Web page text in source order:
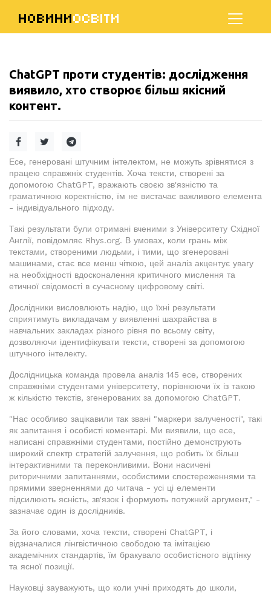
НОВИНИОСВІТИ
ChatGPT проти студентів: дослідження
виявило, хто створює більш якісний
контент.
Есе, генеровані штучним інтелектом, не можуть зрівнятися з
працею справжніх студентів. Хоча тексти, створені за
допомогою ChatGPT, вражають своєю зв'язністю та
граматичною коректністю, їм не вистачає важливого елемента
- індивідуального підходу.
Такі результати були отримані вченими з Університету Східної
Англії, повідомляє Rhys.org. В умовах, коли грань між
текстами, створеними людьми, і тими, що згенеровані
машинами, стає все менш чіткою, цей аналіз акцентує увагу
на необхідності вдосконалення критичного мислення та
етичної свідомості в сучасному цифровому світі.
Дослідники висловлюють надію, що їхні результати
сприятимуть викладачам у виявленні шахрайства в
навчальних закладах різного рівня по всьому світу,
дозволяючи ідентифікувати тексти, створені за допомогою
штучного інтелекту.
Дослідницька команда провела аналіз 145 есе, створених
справжніми студентами університету, порівнюючи їх із такою
ж кількістю текстів, згенерованих за допомогою ChatGPT.
"Нас особливо зацікавили так звані "маркери залученості", такі
як запитання і особисті коментарі. Ми виявили, що есе,
написані справжніми студентами, постійно демонструють
широкий спектр стратегій залучення, що робить їх більш
інтерактивними та переконливими. Вони насичені
риторичними запитаннями, особистими спостереженнями та
прямими зверненнями до читача - усі ці елементи
підсилюють ясність, зв'язок і формують потужний аргумент," -
зазначає один із дослідників.
За його словами, хоча тексти, створені ChatGPT, і
відзначалися лінгвістичною свободою та імітацією
академічних стандартів, їм бракувало особистісного відтінку
та ясної позиції.
Науковці зауважують, що коли учні приходять до школи,